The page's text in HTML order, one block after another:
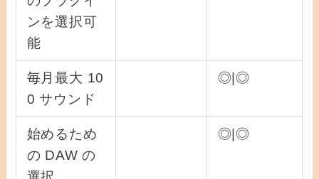
ンを選択可
能
毎月最大 10
0 サウンド
◎|◎
始めるため
の DAW の
◎|◎